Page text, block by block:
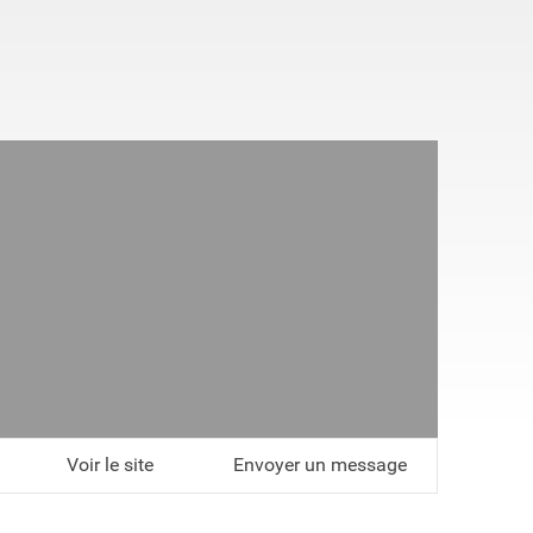
Voir le site Envoyer un message